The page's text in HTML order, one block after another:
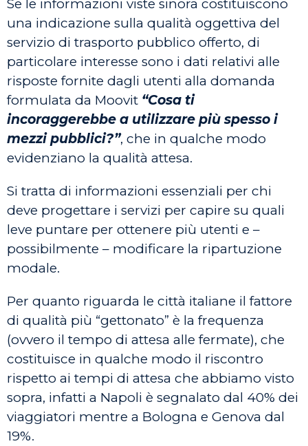
Se le informazioni viste sinora costituiscono
una indicazione sulla qualità oggettiva del
servizio di trasporto pubblico offerto, di
particolare interesse sono i dati relativi alle
risposte fornite dagli utenti alla domanda
formulata da Moovit “Cosa ti
incoraggerebbe a utilizzare più spesso i
mezzi pubblici?”, che in qualche modo
evidenziano la qualità attesa.
Si tratta di informazioni essenziali per chi
deve progettare i servizi per capire su quali
leve puntare per ottenere più utenti e –
possibilmente – modificare la ripartuzione
modale.
Per quanto riguarda le città italiane il fattore
di qualità più “gettonato” è la frequenza
(ovvero il tempo di attesa alle fermate), che
costituisce in qualche modo il riscontro
rispetto ai tempi di attesa che abbiamo visto
sopra, infatti a Napoli è segnalato dal 40% dei
viaggiatori mentre a Bologna e Genova dal
19%.